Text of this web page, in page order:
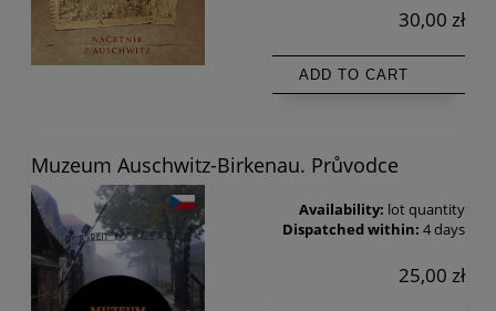
30,00 zł
ADD TO CART
Muzeum Auschwitz-Birkenau. Průvodce
Availability: lot quantity
Dispatched within: 4 days
25,00 zł